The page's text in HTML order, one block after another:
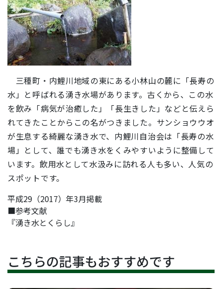
三種町・内鯉川地域の東にある小林山の麓に「長寿の
水」と呼ばれる湧き水場があります。古くから、この水
を飲み「病気が治癒した」「長生きした」などと伝えら
れてきたことからこの名がつきました。サンショウウオ
が生息する綺麗な湧き水で、内鯉川自治会は「長寿の水
場」として、誰でも湧き水をくみやすいように整備して
います。飲用水として水汲みに訪れる人も多い、人気の
スポットです。
平成29（2017）年3月掲載
■参考文献
『湧き水とくらし』
こちらの記事もおすすめです